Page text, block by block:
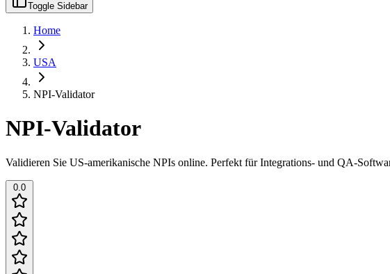
Toggle Sidebar
Home
USA
NPI-Validator
NPI-Validator
Validieren Sie US-amerikanische NPIs online. Perfekt für Integrations- und QA-
0.0